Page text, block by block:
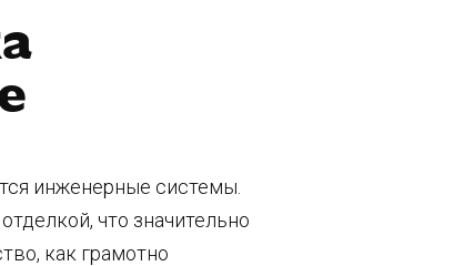
инженерные системы.
что значительно
как грамотно